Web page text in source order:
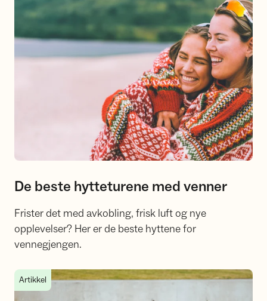
De beste hytteturene med venner
Frister det med avkobling, frisk luft og nye
opplevelser? Her er de beste hyttene for
vennegjengen.
Unge Naturtalenter: Et år fylt med fantastiske opplevelser
Artikkel